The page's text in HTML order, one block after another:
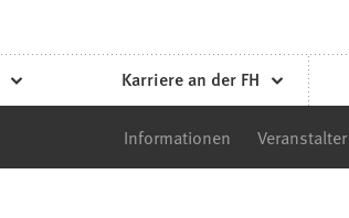
Karriere an der FH
Informationen Veranstalter